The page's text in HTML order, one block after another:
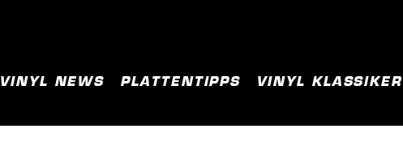
VINYL NEWS PLATTENTIPPS VINYL KLASSIKER